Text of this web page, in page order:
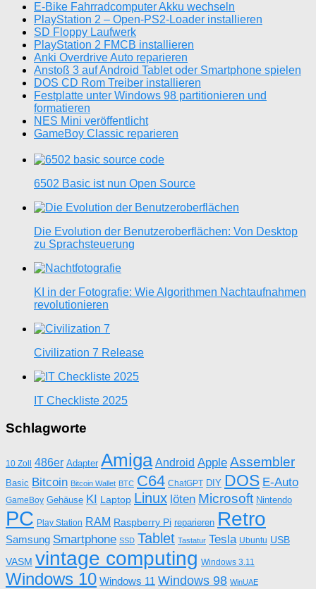
E-Bike Fahrradcomputer Akku wechseln
PlayStation 2 – Open-PS2-Loader installieren
SD Floppy Laufwerk
PlayStation 2 FMCB installieren
Anki Overdrive Auto reparieren
Anstoß 3 auf Android Tablet oder Smartphone spielen
DOS CD Rom Treiber installieren
Festplatte unter Windows 98 partitionieren und
formatieren
NES Mini veröffentlicht
GameBoy Classic reparieren
6502 Basic ist nun Open Source
Die Evolution der Benutzeroberflächen: Von Desktop
zu Sprachsteuerung
KI in der Fotografie: Wie Algorithmen Nachtaufnahmen
revolutionieren
Civilization 7 Release
IT Checkliste 2025
Schlagworte
10 Zoll 486er Adapter Amiga Android Apple Assembler
Basic Bitcoin Bitcoin Wallet BTC C64 ChatGPT DIY DOS E-Auto
GameBoy Gehäuse KI Laptop Linux löten Microsoft Nintendo
PC Play Station RAM Raspberry Pi reparieren Retro
Samsung Smartphone SSD Tablet Tastatur Tesla Ubuntu USB
VASM vintage computing Windows 3.11
Windows 10 Windows 11 Windows 98 WinUAE